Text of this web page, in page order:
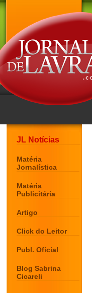
JL Notícias
Matéria
Jornalística
Matéria
Publicitária
Artigo
Click do Leitor
Publ. Oficial
Blog Sabrina
Cicareli